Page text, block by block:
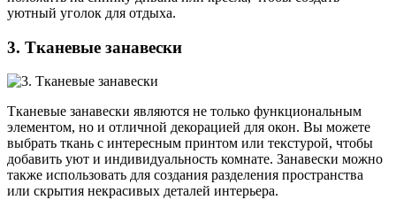
уютный уголок для отдыха.
3. Тканевые занавески
Тканевые занавески являются не только функциональным
элементом, но и отличной декорацией для окон. Вы можете
выбрать ткань с интересным принтом или текстурой, чтобы
добавить уют и индивидуальность комнате. Занавески можно
также использовать для создания разделения пространства
или скрытия некрасивых деталей интерьера.